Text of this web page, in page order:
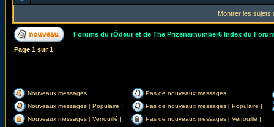
Montrer les sujets
Forums du rÔdeur et de The Prizenarnumber6 Index du
Page 1 sur1
Nouveaux messages
Pas de nouveaux messages
Nouveaux messages [ Populaire ]
Pas de nouveaux messages [ Populaire ]
Nouveaux messages [ Verrouillé ]
Pas de nouveaux messages [ Verrouillé ]